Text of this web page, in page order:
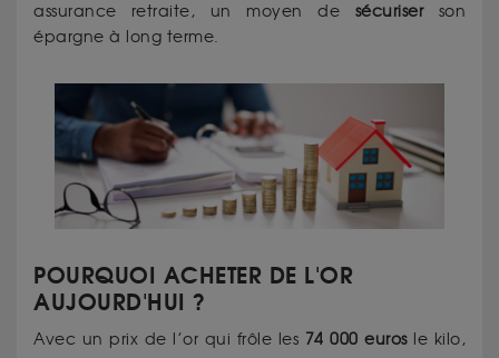
assurance retraite, un moyen de sécuriserson
épargne à long terme.
POURQUOI ACHETER DE L'OR
AUJOURD'HUI ?
Avec un prix de l’or qui frôle les 74 000 eurosle kilo,